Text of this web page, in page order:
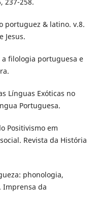
portuguez & latino. v.8.
Jesus.
a filologia portuguesa e
Línguas Exóticas no
Portuguesa.
Positivismo em
Revista da História
phonologia,
Imprensa da